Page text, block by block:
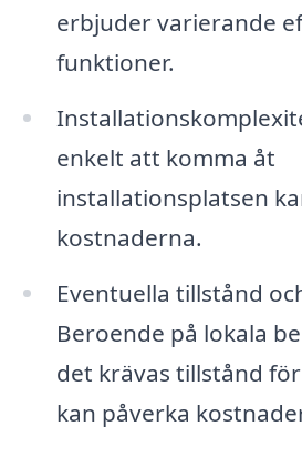
erbjuder varierande
funktioner.
enkelt att komma åt
installationsplatsen
kostnaderna.
Eventuella tillstånd
Beroende på lokala
det krävas tillstånd
kan påverka